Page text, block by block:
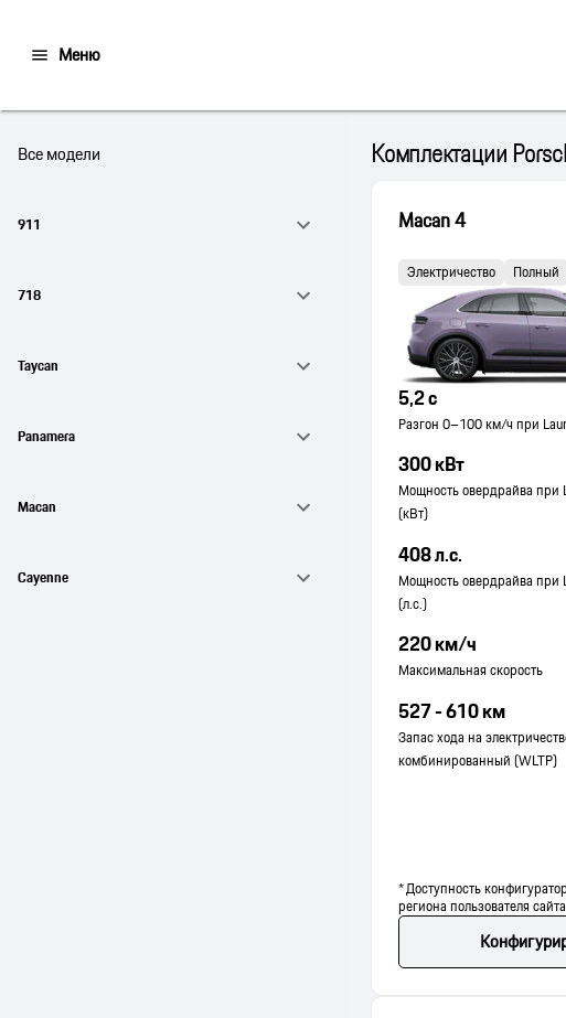
Меню
Все модели
911
718
Taycan
Panamera
Macan
Cayenne
Комплектации
Macan 4
Электричество Полный
5,2 с
Разгон 0–100 км/ч при
300 кВт
Мощность овердрайва при
(кВт)
408 л.с.
Мощность овердрайва при
(л.с.)
220 км/ч
Максимальная скорость
527 - 610 км
Запас хода на
комбинированный (WLTP)
* Доступность
региона пользователя сайта